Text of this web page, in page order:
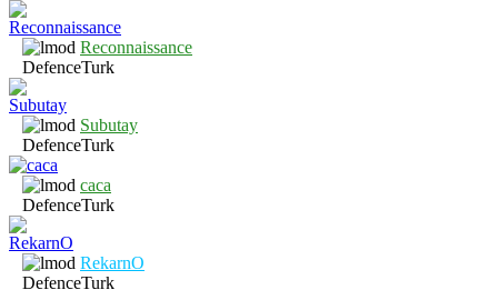
Reconnaissance
DefenceTurk
Subutay
DefenceTurk
caca
DefenceTurk
RekarnO
DefenceTurk